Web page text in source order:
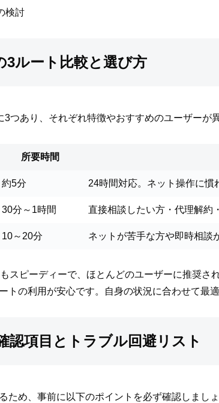
検討
3ルート比較と選び方
つあり、それぞれ特徴やおすすめのユーザーが
所要時間
約5分 24時間対応。ネット操作に慣
30分～1時間 直接相談したい方・代理解約
10～20分 ネットが苦手な方や即時相談
スピーディーで、ほとんどのユーザーに推奨さ
トの利用が安心です。自身の状況に合わせて最
認項目とトラブル回避リスト
ため、事前に以下のポイントを必ず確認しましょ